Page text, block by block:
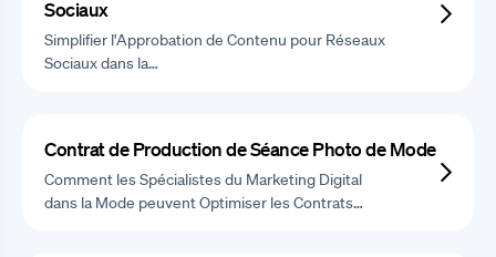
Sociaux
Simplifier l'Approbation de Contenu pour Réseaux
Sociaux dans la…
Contrat de Production de Séance Photo de Mode
Comment les Spécialistes du Marketing Digital
dans la Mode peuvent Optimiser les Contrats…